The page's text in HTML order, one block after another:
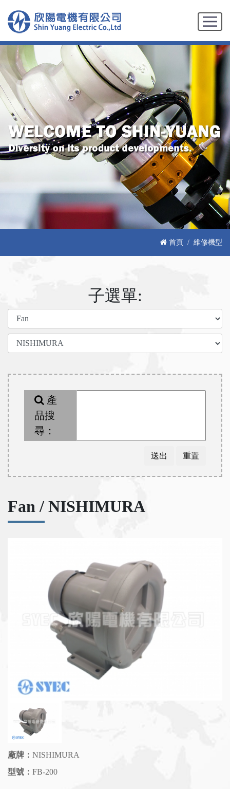
首頁 維修機型
子選單:
產
品搜
尋：
送出 重置
Fan / NISHIMURA
廠牌： NISHIMURA
型號： FB-200